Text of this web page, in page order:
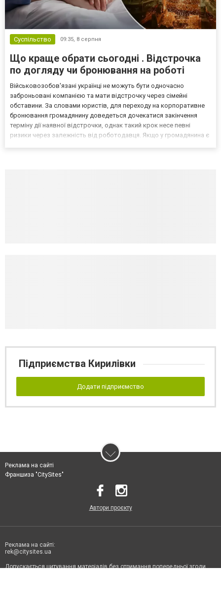
Суспільство 09:35, 8 серпня
Що краще обрати сьогодні . Відстрочка
по догляду чи бронювання на роботі
Військовозобов'язані українці не можуть бути одночасно
заброньовані компанією та мати відстрочку через сімейні
обставини. За словами юристів, для переходу на корпоративне
бронювання громадянину доведеться дочекатися закінчення
терміну дії наявної відстрочки, однак такий крок несе певні
ризики через залежність від роботодавця. Якщо у громадянина є
Підприємства Кирилівки
Додати підприємство
Реклама на сайті
Франшиза "CitySites"
Автори проєкту
Реклама на сайті:
rek@citysites.ua
Допускається цитування матеріалів без отримання попередньої згоди